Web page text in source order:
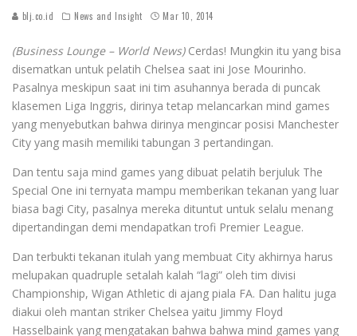
blj.co.id News and Insight Mar 10, 2014
(Business Lounge – World News)Cerdas! Mungkin itu yang bisa
disematkan untuk pelatih Chelsea saat ini Jose Mourinho.
Pasalnya meskipun saat ini tim asuhannya berada di puncak
klasemen Liga Inggris, dirinya tetap melancarkan mind games
yang menyebutkan bahwa dirinya mengincar posisi Manchester
City yang masih memiliki tabungan 3 pertandingan.
Dan tentu saja mind games yang dibuat pelatih berjuluk The
Special One ini ternyata mampu memberikan tekanan yang luar
biasa bagi City, pasalnya mereka dituntut untuk selalu menang
dipertandingan demi mendapatkan trofi Premier League.
Dan terbukti tekanan itulah yang membuat City akhirnya harus
melupakan quadruple setalah kalah “lagi” oleh tim divisi
Championship, Wigan Athletic di ajang piala FA. Dan halitu juga
diakui oleh mantan striker Chelsea yaitu Jimmy Floyd
Hasselbaink yang mengatakan bahwa bahwa mind games yang